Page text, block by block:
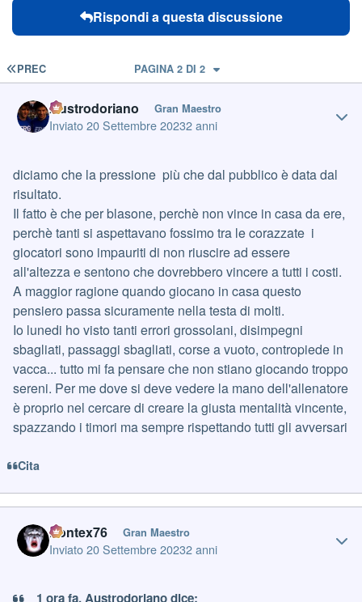
Rispondi a questa discussione
PRIMA PAGINA
PREC PAGINA 2 DI 2
Austrodoriano Gran Maestro
Inviato20 Settembre 20232 anni
diciamo che la pressione più che dal pubblico è data dal
risultato.
Il fatto è che per blasone, perchè non vince in casa da ere,
perchè tanti si aspettavano fossimo tra le corazzate i
giocatori sono impauriti di non riuscire ad essere
all'altezza e sentono che dovrebbero vincere a tutti i costi.
A maggior ragione quando giocano in casa questo
pensiero passa sicuramente nella testa di molti.
Io lunedi ho visto tanti errori grossolani, disimpegni
sbagliati, passaggi sbagliati, corse a vuoto, contropiede in
vacca... tutto mi fa pensare che non stiano giocando troppo
sereni. Per me dove si deve vedere la mano dell'allenatore
è proprio nel cercare di creare la giusta mentalità vincente,
spazzando i timori ma sempre rispettando tutti gli avversari
Cita
Pontex76 Gran Maestro
Inviato20 Settembre 20232 anni
1 ora fa, Austrodoriano dice: